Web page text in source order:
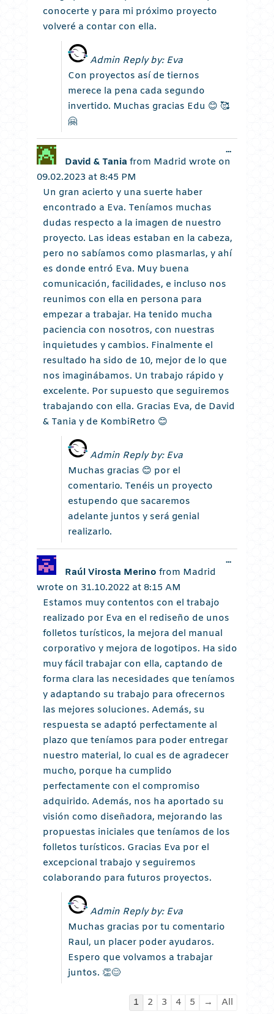
conocerte y para mi próximo proyecto
volveré a contar con ella.
Admin Reply by: Eva
Con proyectos así de tiernos
merece la pena cada segundo
invertido. Muchas gracias Edu 😊 🥰
🤗
David & Tania from Madrid wrote on
09.02.2023 at 8:45 PM
Un gran acierto y una suerte haber
encontrado a Eva. Teníamos muchas
dudas respecto a la imagen de nuestro
proyecto. Las ideas estaban en la cabeza,
pero no sabíamos como plasmarlas, y ahí
es donde entró Eva. Muy buena
comunicación, facilidades, e incluso nos
reunimos con ella en persona para
empezar a trabajar. Ha tenido mucha
paciencia con nosotros, con nuestras
inquietudes y cambios. Finalmente el
resultado ha sido de 10, mejor de lo que
nos imaginábamos. Un trabajo rápido y
excelente. Por supuesto que seguiremos
trabajando con ella. Gracias Eva, de David
& Tania y de KombiRetro 😊
Admin Reply by: Eva
Muchas gracias 😊 por el
comentario. Tenéis un proyecto
estupendo que sacaremos
adelante juntos y será genial
realizarlo.
...Toggle
Raúl Virosta Merino from Madrid
wrote on 31.10.2022 at 8:15 AM
Estamos muy contentos con el trabajo
realizado por Eva en el rediseño de unos
folletos turísticos, la mejora del manual
corporativo y mejora de logotipos. Ha sido
muy fácil trabajar con ella, captando de
forma clara las necesidades que teníamos
y adaptando su trabajo para ofrecernos
las mejores soluciones. Además, su
respuesta se adaptó perfectamente al
plazo que teníamos para poder entregar
nuestro material, lo cual es de agradecer
mucho, porque ha cumplido
perfectamente con el compromiso
adquirido. Además, nos ha aportado su
visión como diseñadora, mejorando las
propuestas iniciales que teníamos de los
folletos turísticos. Gracias Eva por el
excepcional trabajo y seguiremos
colaborando para futuros proyectos.
Admin Reply by: Eva
Muchas gracias por tu comentario
Raul, un placer poder ayudaros.
Espero que volvamos a trabajar
juntos. 👏😊
...Toggle
Guestbook
1 2 3 4 5 → All